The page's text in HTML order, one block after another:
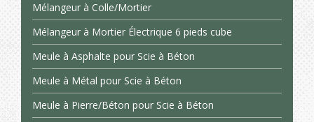
Mélangeur à Colle/Mortier
Mélangeur à Mortier Électrique 6 pieds cube
Meule à Asphalte pour Scie à Béton
Meule à Métal pour Scie à Béton
Meule à Pierre/Béton pour Scie à Béton